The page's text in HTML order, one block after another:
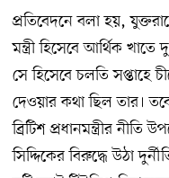
প্রতিবেদনে বলা হয়,
মন্ত্রী হিসেবে আর্থিক খাতে
সে হিসেবে চলতি সপ্তাহে
দেওয়ার কথা ছিল তার।
ব্রিটিশ প্রধানমন্ত্রীর নীতি
সিদ্দিকের বিরুদ্ধে উঠা